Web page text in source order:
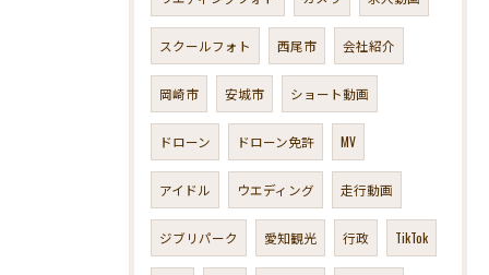
スクールフォト 西尾市 会社紹介
岡崎市 安城市 ショート動画
ドローン ドローン免許 MV
アイドル ウエディング 走行動画
ジブリパーク 愛知観光 行政 TikTok